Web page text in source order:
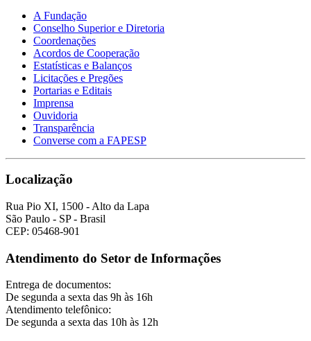
A Fundação
Conselho Superior e Diretoria
Coordenações
Acordos de Cooperação
Estatísticas e Balanços
Licitações e Pregões
Portarias e Editais
Imprensa
Ouvidoria
Transparência
Converse com a FAPESP
Localização
Rua Pio XI, 1500 - Alto da Lapa
São Paulo - SP - Brasil
CEP: 05468-901
Atendimento do Setor de Informações
Entrega de documentos:
De segunda a sexta das 9h às 16h
Atendimento telefônico:
De segunda a sexta das 10h às 12h